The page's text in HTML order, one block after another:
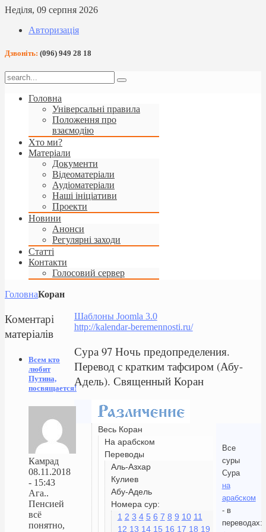
Неділя, 09 серпня 2026
Авторизація
Дзвоніть: (096) 949 28 18
Головна
Універсальні правила
Положення про
взаємодію
Хто ми?
Матеріали
Документи
Відеоматеріали
Аудіоматеріали
Наші ініціативи
Проекти
Новини
Анонси
Регулярні заходи
Статті
Контакти
Голосовий сервер
ГоловнаКоран
Шаблоны Joomla 3.0
http://kalendar-beremennosti.ru/
Сура 97 Ночь предопределения.
Перевод с кратким тафсиром (Абу-
Адель). Священный Коран
Весь Коран
На арабском
Переводы
Аль-Азхар
Кулиев
Абу-Адель
Номера сур:
1 2 3 4 5 6 7 8 9 10 11
12 13 14 15 16 17 18 19
Все
суры
Сура
на
арабском
- в
переводах:
Коментарі
матеріалів
Всем кто
любит
Путина,
посвящается!
Камрад
08.11.2018
- 15:43
Ага..
Пенсией
всё
понятно,